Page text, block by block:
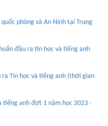
phòng và An Ninh tại Trung
đầu ra tin học và tiếng anh
Tin học và tiếng anh (thời gian
tiếng anh đợt 1 năm học 2023 -